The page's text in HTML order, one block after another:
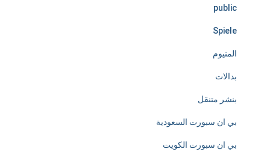
e
s
s
y
d
e
public
Spiele
المنيوم
بدالات
بنشر متنقل
بي ان سبورت السعودية
بي ان سبورت الكويت